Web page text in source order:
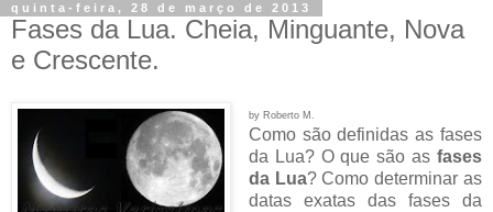
quinta-feira, 28 de março de 2013
Fases da Lua. Cheia, Minguante, Nova
e Crescente.
by Roberto M.
Como são definidas as fases
da Lua? O que são as fases
da Lua? Como determinar as
datas exatas das fases da